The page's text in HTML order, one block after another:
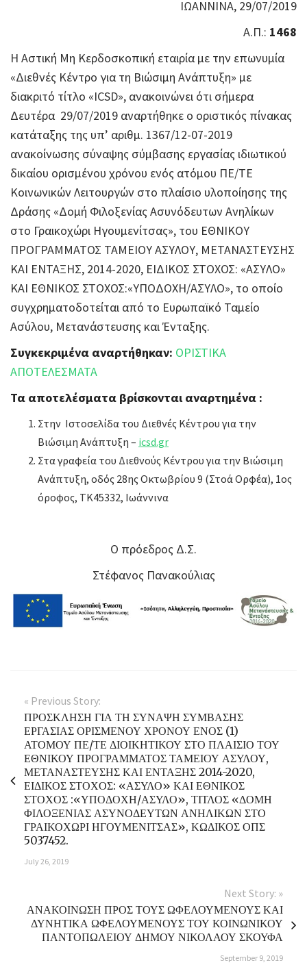
ΙΩΑΝΝΙΝΑ, 29/07/2019
Α.Π.: 1468
Η Αστική Μη Κερδοσκοπική εταιρία με την επωνυμία
«Διεθνές Κέντρο για τη Βιώσιμη Ανάπτυξη» με
διακριτό τίτλο «ICSD», ανακοινώνει ότι σήμερα
Δευτέρα 29/07/2019 αναρτήθηκε ο οριστικός πίνακας
κατάταξης της υπ’ αριθμ. 1367/12-07-2019
ανακοίνωσης σύναψης σύμβασης εργασίας ιδιωτικού
δικαίου ορισμένου χρόνου ενός ατόμου ΠΕ/ΤΕ
Κοινωνικών Λειτουργών στο πλαίσιο υλοποίησης της
Δράσης «Δομή Φιλοξενίας Ασυνόδευτων Ανηλίκων
στο Γραικοχώρι Ηγουμενίτσας», του ΕΘΝΙΚΟΥ
ΠΡΟΓΡΑΜΜΑΤΟΣ ΤΑΜΕΙΟΥ ΑΣΥΛΟΥ, ΜΕΤΑΝΑΣΤΕΥΣΗΣ
ΚΑΙ ΕΝΤΑΞΗΣ, 2014-2020, ΕΙΔΙΚΟΣ ΣΤΟΧΟΣ: «ΑΣΥΛΟ»
ΚΑΙ ΕΘΝΙΚΟΣ ΣΤΟΧΟΣ:«ΥΠΟΔΟΧΗ/ΑΣΥΛΟ», το οποίο
συγχρηματοδοτείται από το Ευρωπαϊκό Ταμείο
Ασύλου, Μετανάστευσης και Ένταξης.
Συγκεκριμένα αναρτήθηκαν: ΟΡΙΣΤΙΚΑ
ΑΠΟΤΕΛΕΣΜΑΤΑ
Τα αποτελέσματα βρίσκονται αναρτημένα :
Στην Ιστοσελίδα του Διεθνές Κέντρου για την
Βιώσιμη Ανάπτυξη – icsd.gr
Στα γραφεία του Διεθνούς Κέντρου για την Βιώσιμη
Ανάπτυξη, οδός 28ης Οκτωβρίου 9 (Στοά Ορφέα), 1ος
όροφος, ΤΚ45332, Ιωάννινα
Ο πρόεδρος Δ.Σ.
Στέφανος Πανακούλιας
« Previous Story:
ΠΡΟΣΚΛΗΣΗ ΓΙΑ ΤΗ ΣΥΝΑΨΗ ΣΥΜΒΑΣΗΣ
ΕΡΓΑΣΙΑΣ ΟΡΙΣΜΕΝΟΥ ΧΡΟΝΟΥ ΕΝΟΣ (1)
ΑΤΟΜΟΥ ΠΕ/ΤΕ ΔΙΟΙΚΗΤΙΚΟΥ ΣΤΟ ΠΛΑΙΣΙΟ ΤΟΥ
ΕΘΝΙΚΟΥ ΠΡΟΓΡΑΜΜΑΤΟΣ ΤΑΜΕΙΟΥ ΑΣΥΛΟΥ,
ΜΕΤΑΝΑΣΤΕΥΣΗΣ ΚΑΙ ΕΝΤΑΞΗΣ 2014-2020,
ΕΙΔΙΚΟΣ ΣΤΟΧΟΣ: «ΑΣΥΛΟ» ΚΑΙ ΕΘΝΙΚΟΣ
ΣΤΟΧΟΣ :«ΥΠΟΔΟΧΗ/ΑΣΥΛΟ», ΤΙΤΛΟΣ «ΔΟΜΗ
ΦΙΛΟΞΕΝΙΑΣ ΑΣΥΝΟΔΕΥΤΩΝ ΑΝΗΛΙΚΩΝ ΣΤΟ
ΓΡΑΙΚΟΧΩΡΙ ΗΓΟΥΜΕΝΙΤΣΑΣ», ΚΩΔΙΚΟΣ ΟΠΣ
5037452.
July 26, 2019
Next Story: »
ΑΝΑΚΟΙΝΩΣΗ ΠΡΟΣ ΤΟΥΣ ΩΦΕΛΟΥΜΕΝΟΥΣ ΚΑΙ
ΔΥΝΗΤΙΚΑ ΩΦΕΛΟΥΜΕΝΟΥΣ ΤΟΥ ΚΟΙΝΩΝΙΚΟΥ
ΠΑΝΤΟΠΩΛΕΙΟΥ ΔΗΜΟΥ ΝΙΚΟΛΑΟΥ ΣΚΟΥΦΑ
September 9, 2019